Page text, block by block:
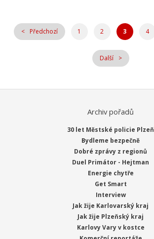
Předchozí 1 2 3 4
Další
Archiv pořadů
30 let Městské policie Plzeň
Bydleme bezpečně
Dobré zprávy z regionů
Duel Primátor - Hejtman
Energie chytře
Get Smart
Interview
Jak žije Karlovarský kraj
Jak žije Plzeňský kraj
Karlovy Vary v kostce